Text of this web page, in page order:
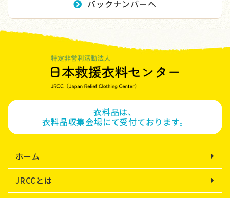
バックナンバーへ
衣料品は、
衣料品収集会場にて受付ております。
ホーム
JRCCとは